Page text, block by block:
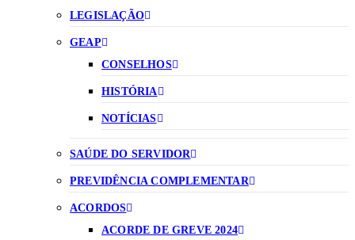
LEGISLAÇÃO
GEAP
CONSELHOS
HISTÓRIA
NOTÍCIAS
SAÚDE DO SERVIDOR
PREVIDÊNCIA COMPLEMENTAR
ACORDOS
ACORDE DE GREVE 2024